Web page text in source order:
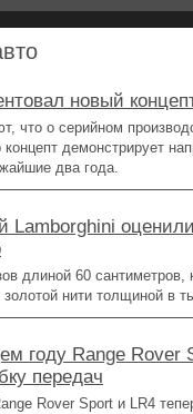
новый
что о серийном
концепт демонстрирует
два года.
Lamborghini
длиной 60 сантиметров,
золотой нити толщиной в
году Range Rover
передач
Rover Sport и LR4